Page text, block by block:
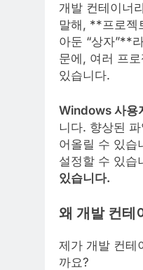
개발 컨테이너
말해, **프로젝
아둔 “상자”**
문에, 여러 프
있습니다.
Windows 사용
니다. 향상된
어올릴 수 있습
설정할 수 있습
있습니다.
왜 개발 컨테
제가 개발 컨테
까요?